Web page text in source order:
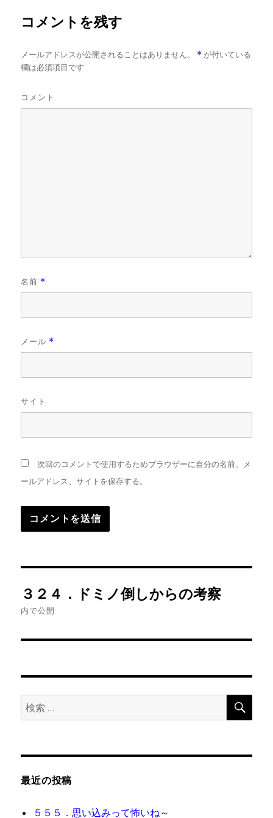
コメントを残す
メールアドレスが公開されることはありません。 * が付いている
欄は必須項目です
コメント
名前 *
メール *
サイト
次回のコメントで使用するためブラウザーに自分の名前、メ
ールアドレス、サイトを保存する。
稿
ゲ
ー
ョ
ン
３２４．ドミノ倒しからの考察
内で公開
検
索:
検
最近の投稿
５５５．思い込みって怖いね～